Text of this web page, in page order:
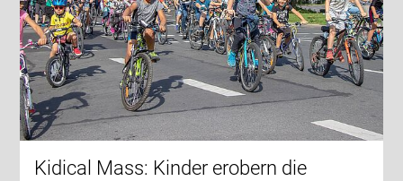
Kidical Mass: Kinder erobern die